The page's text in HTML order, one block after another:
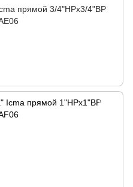
прямой 3/4"НРх3/4"ВР